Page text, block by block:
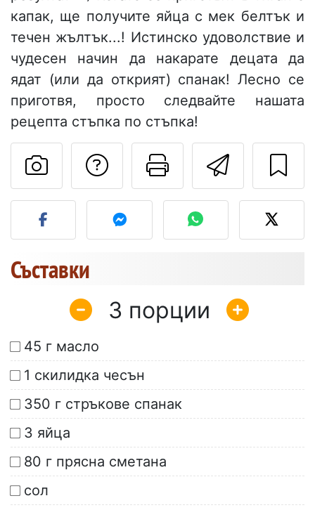
капак, ще получите яйца с мек белтък и
течен жълтък...! Истинско удоволствие и
чудесен начин да накарате децата да
ядат (или да открият) спанак! Лесно се
приготвя, просто следвайте нашата
рецепта стъпка по стъпка!
Да зададете
Публикувайте своя
Съставки
3
45 г масло
1 скилидка чесън
350 г стръкове спанак
3 яйца
80 г прясна сметана
сол